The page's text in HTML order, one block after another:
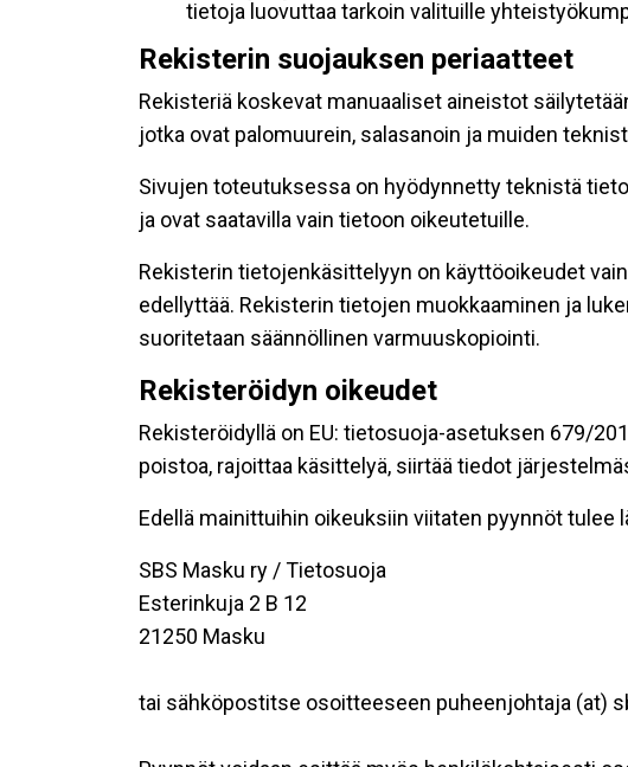
tietoja luovuttaa tarkoin valituille
Rekisterin suojauksen periaatteet
Rekisteriä koskevat manuaaliset aineistot
jotka ovat palomuurein, salasanoin ja muiden
Sivujen toteutuksessa on hyödynnetty teknistä
ja ovat saatavilla vain tietoon oikeutetuille.
Rekisterin tietojenkäsittelyyn on käyttöoikeudet
edellyttää. Rekisterin tietojen muokkaaminen ja
suoritetaan säännöllinen varmuuskopiointi.
Rekisteröidyn oikeudet
Rekisteröidyllä on EU: tietosuoja-asetuksen 679/
poistoa, rajoittaa käsittelyä, siirtää tiedot
Edellä mainittuihin oikeuksiin viitaten pyynnöt
SBS Masku ry / Tietosuoja
Esterinkuja 2 B 12
21250 Masku
tai sähköpostitse osoitteeseen puheenjohtaja (at)